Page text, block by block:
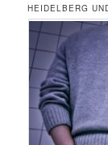
HEIDELBERG